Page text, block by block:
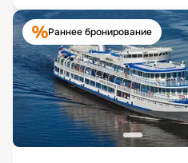
Раннее бронирование